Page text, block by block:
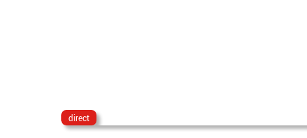
direct